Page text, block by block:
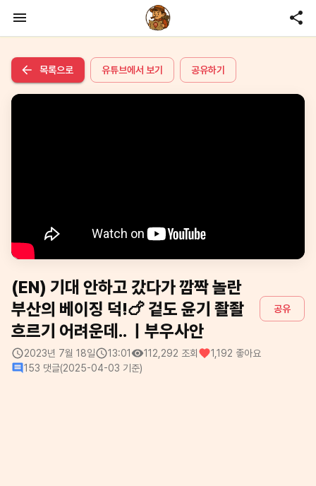
목록으로 유튜브에서 보기 공유하기
(EN) 기대 안하고 갔다가 깜짝 놀란
부산의 베이징 덕!🍗 겉도 윤기 좔좔
흐르기 어려운데.. ㅣ부우사안
공유
2023년 7월 18일 13:01 112,292 조회 1,192 좋아요
153 댓글(2025-04-03 기준)